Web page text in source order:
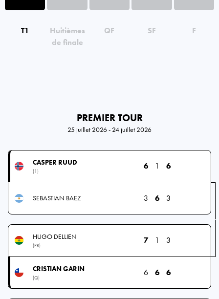
T1
Huitièmes
de finale
QF SF F
PREMIER TOUR
25 juillet 2026 - 24 juillet 2026
CASPER RUUD
(1)
6 1 6
SEBASTIAN BAEZ 3 6 3
HUGO DELLIEN
(PR)
7 1 3
CRISTIAN GARIN
(Q)
6 6 6